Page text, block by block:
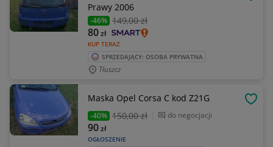
Prawy 2006
-46% 149,00 zł
KUP TERAZ
80zł
SPRZEDAJĄCY: OSOBA PRYWATNA
Tłuszcz
Maska Opel Corsa C kod Z21G
-40% 150,00 zł do negocjacji
OGŁOSZENIE
90zł